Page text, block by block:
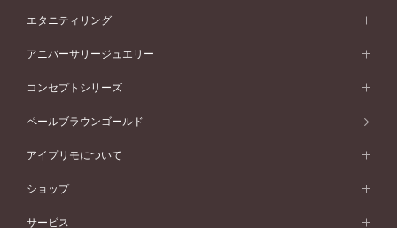
ピンクゴールド
ペールブラウンゴールド
ウェーブライン
V字ライン
ワンサイドメレ
ダブルサイドメレ
シンプル
フェミニン
モード
50万円台～
40万円台～
30万円台～
婚約指輪 人気ランキング
結婚指輪一覧
ピンクゴールド
ペールブラウンゴールド
ウェーブライン
V字ライン
ワンメレ
セベラルメレ
シンプル
フェミニン
モード
50万円～
40万円～50万円
セットリング
セットリング一覧
ピンクゴールド
ペールブラウンゴールド
エタニティリング
エタニティリング
エタニティリング一覧
ピンクゴールド
ペールブラウンゴールド
アニバーサリージュエリー
アニバーサリージュエリー
アニバーサリージュエリー一覧
ファッションリング
ブレスレット
コンセプトシリーズ
コンセプトシリーズ
オリジンビリーフ
ペールブラウンゴールド
アイプリモについて
アイプリモについて
パーソナルハンド診断
ショップ
店舗一覧
サービス